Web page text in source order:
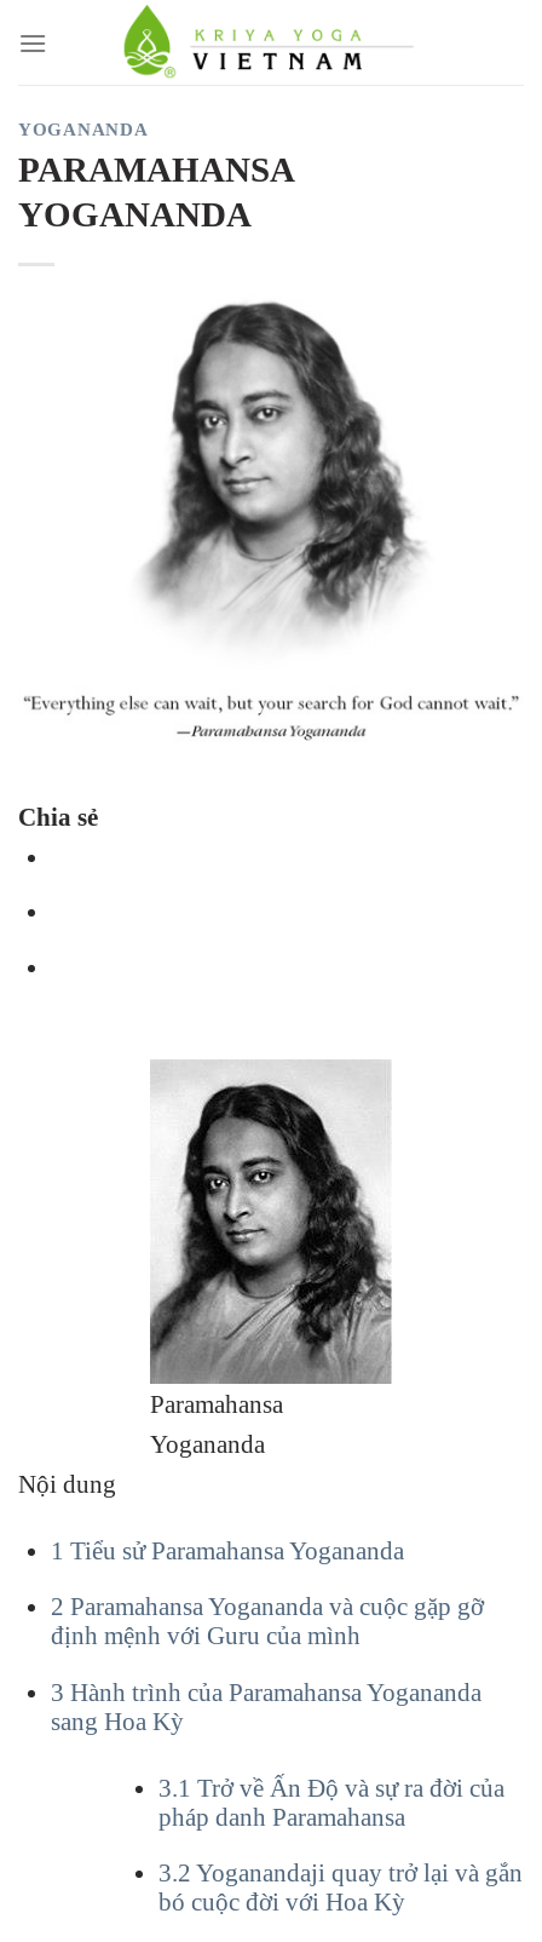
YOGANANDA
PARAMAHANSA
YOGANANDA
Chia sẻ
Paramahansa
Yogananda
Nội dung
1 Tiểu sử Paramahansa Yogananda
2 Paramahansa Yogananda và cuộc gặp gỡ
định mệnh với Guru của mình
3 Hành trình của Paramahansa Yogananda
sang Hoa Kỳ
3.1 Trở về Ấn Độ và sự ra đời của
pháp danh Paramahansa
3.2 Yoganandaji quay trở lại và gắn
bó cuộc đời với Hoa Kỳ